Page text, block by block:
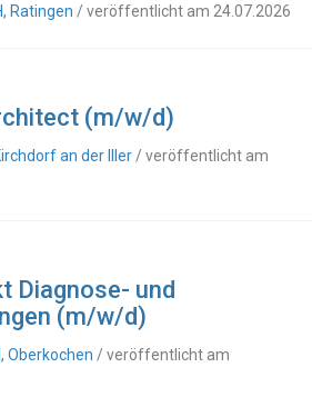
Ratingen / veröffentlicht am 24.07.2026
(m/w/d)
an der Iller / veröffentlicht am
Diagnose- und
(m/w/d)
Oberkochen / veröffentlicht am